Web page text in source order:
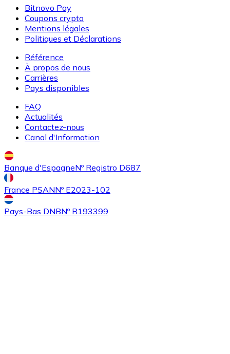
Bitnovo Pay
Coupons crypto
Mentions légales
Politiques et Déclarations
Référence
À propos de nous
Carrières
Pays disponibles
FAQ
Actualités
Contactez-nous
Canal d'Information
Banque d'EspagneNº Registro D687
France PSANNº E2023-102
Pays-Bas DNBNº R193399